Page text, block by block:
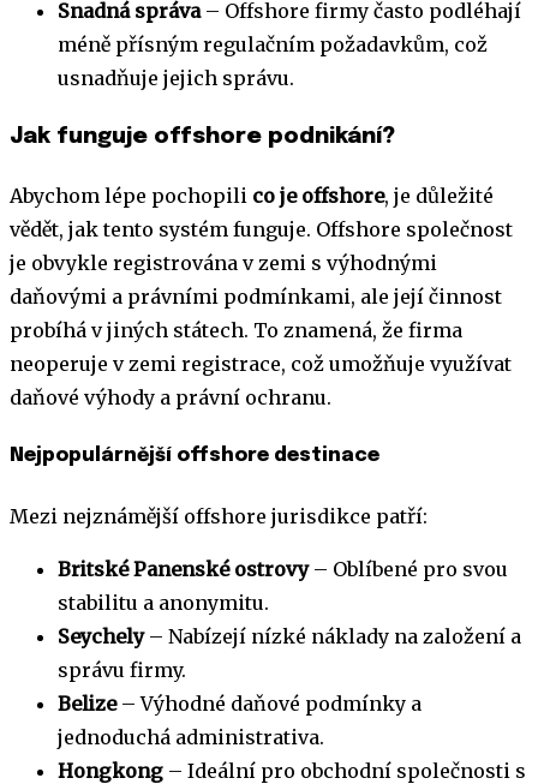
Snadná správa– Offshore firmy často podléhají
méně přísným regulačním požadavkům, což
usnadňuje jejich správu.
Jak funguje offshore podnikání?
Abychom lépe pochopili co je offshore, je důležité
vědět, jak tento systém funguje. Offshore společnost
je obvykle registrována v zemi s výhodnými
daňovými a právními podmínkami, ale její činnost
probíhá v jiných státech. To znamená, že firma
neoperuje v zemi registrace, což umožňuje využívat
daňové výhody a právní ochranu.
Nejpopulárnější offshore destinace
Mezi nejznámější offshore jurisdikce patří:
Britské Panenské ostrovy– Oblíbené pro svou
stabilitu a anonymitu.
Seychely– Nabízejí nízké náklady na založení a
správu firmy.
Belize– Výhodné daňové podmínky a
jednoduchá administrativa.
Hongkong – Ideální pro obchodní společnosti s